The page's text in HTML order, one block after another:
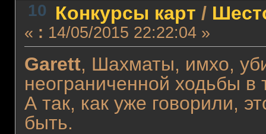
10 Конкурсы карт /
« : 14/05/2015 22:22:04 »
Garett, Шахматы, имхо,
неограниченной ходьбы в
А так, как уже говорили,
быть.